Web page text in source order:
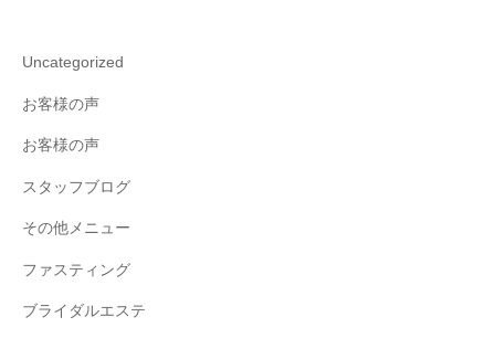
Uncategorized
お客様の声
お客様の声
スタッフブログ
その他メニュー
ファスティング
ブライダルエステ